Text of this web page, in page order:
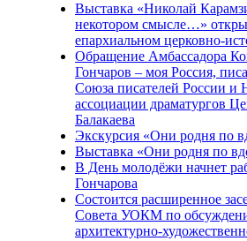
Выставка «Николай
некотором смысле…»
епархиальном церковно-
Обращение Амбассадора
Гончаров – моя Россия,
Союза писателей России и
ассоциации драматургов
Балакаева
Экскурсия «Они родня по
Выставка «Они родня по
В День молодёжи начнет
Гончарова
Состоится расширенное
Совета УОКМ по
архитектурно-